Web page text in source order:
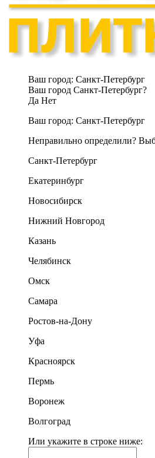
Ваш город: Санкт-Петербург
Ваш город Санкт-Петербург?
Да Нет
Ваш город: Санкт-Петербург
Неправильно определили?
Санкт-Петербург
Екатеринбург
Новосибирск
Нижний Новгород
Казань
Челябинск
Омск
Самара
Ростов-на-Дону
Уфа
Красноярск
Пермь
Воронеж
Волгоград
Или укажите в строке ниже: